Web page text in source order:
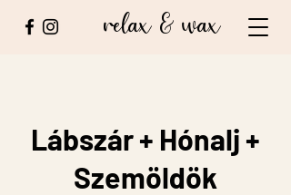
relax & wax
Lábszár + Hónalj +
Szemöldök